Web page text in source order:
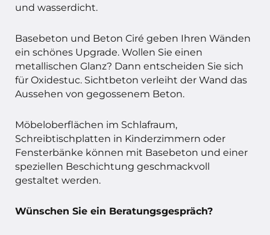
und wasserdicht.
Basebeton und Beton Ciré geben Ihren Wänden
ein schönes Upgrade. Wollen Sie einen
metallischen Glanz? Dann entscheiden Sie sich
für Oxidestuc. Sichtbeton verleiht der Wand das
Aussehen von gegossenem Beton.
Möbeloberflächen im Schlafraum,
Schreibtischplatten in Kinderzimmern oder
Fensterbänke können mit Basebeton und einer
speziellen Beschichtung geschmackvoll
gestaltet werden.
Wünschen Sie ein Beratungsgespräch?